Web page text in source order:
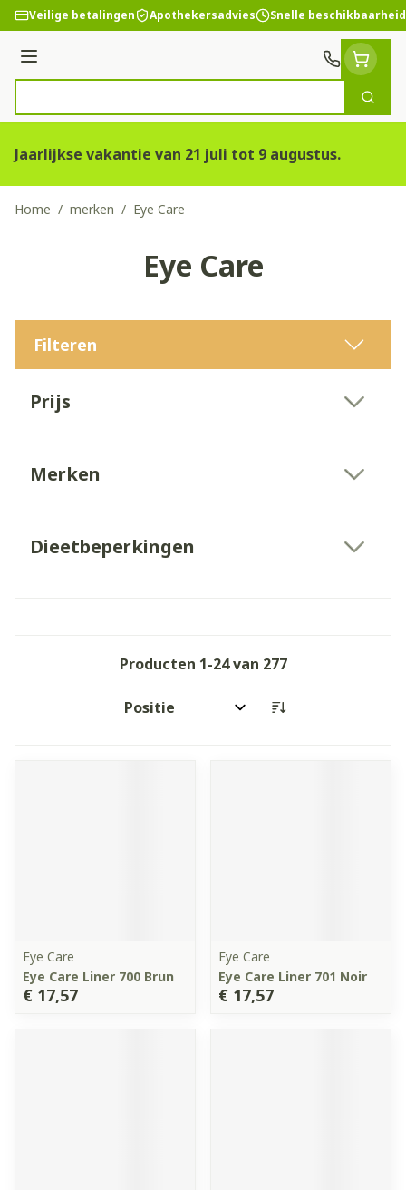
Ga naar de inhoud
Veilige betalingen Apothekersadvies Snelle beschikbaarheid
Menu
Zoek
Jaarlijkse vakantie van 21 juli tot 9 augustus.
Home / merken / Eye Care
Eye Care
Filteren
Prijs
Merken
Dieetbeperkingen
Producten 1-24van 277
Sorteer op:
Eye Care
Eye Care Liner 700 Brun
€ 17,57
Eye Care
Eye Care Liner 701 Noir
€ 17,57